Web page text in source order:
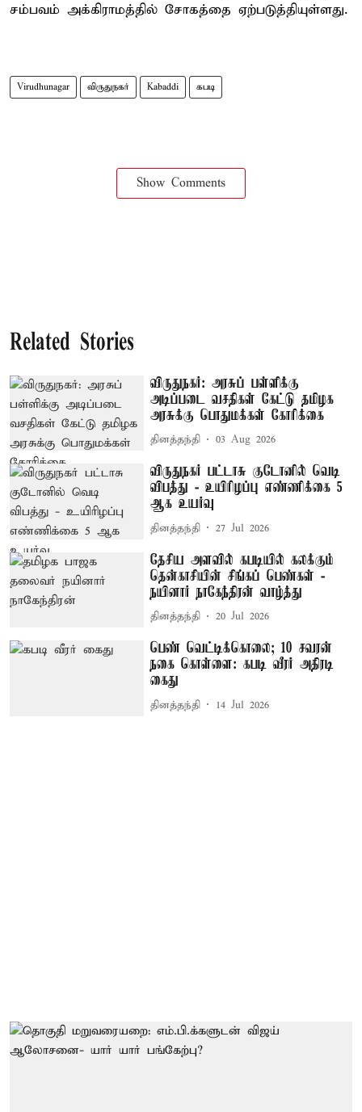
சம்பவம் அக்கிராமத்தில் சோகத்தை ஏற்படுத்தியுள்ளது.
Virudhunagar விருதுநகர் Kabaddi கபடி
Show Comments
Related Stories
விருதுநகர்: அரசுப் பள்ளிக்கு
அடிப்படை வசதிகள் கேட்டு தமிழக
அரசுக்கு பொதுமக்கள் கோரிக்கை
தினத்தந்தி 03 Aug 2026
விருதுநகர் பட்டாசு குடோனில் வெடி
விபத்து - உயிரிழப்பு எண்ணிக்கை 5
ஆக உயர்வு
தினத்தந்தி 27 Jul 2026
தேசிய அளவில் கபடியில் கலக்கும்
தென்காசியின் சிங்கப் பெண்கள் -
நயினார் நாகேந்திரன் வாழ்த்து
தினத்தந்தி 20 Jul 2026
பெண் வெட்டிக்கொலை; 10 சவரன்
நகை கொள்ளை: கபடி வீரர் அதிரடி
கைது
தினத்தந்தி 14 Jul 2026